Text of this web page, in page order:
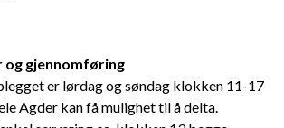
og gjennomføring
er lørdag og søndag klokken 11-17
Agder kan få mulighet til å delta.